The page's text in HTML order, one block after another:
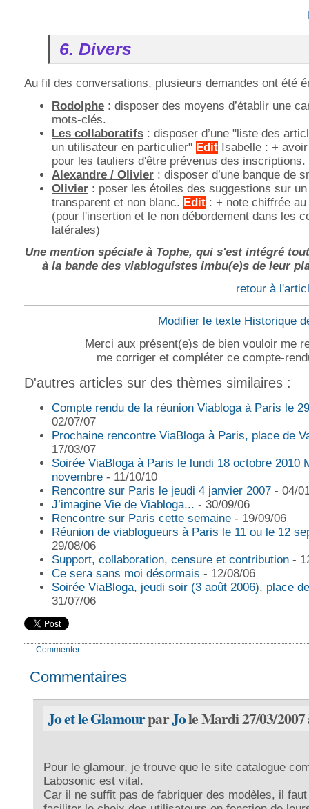
6. Divers
Au fil des conversations, plusieurs demandes ont été
Rodolphe : disposer des moyens d’établir une
mots-clés.
Les collaboratifs : disposer d’une "liste des
un utilisateur en particulier" Edit Isabelle : +
pour les tauliers d'être prévenus des inscriptions.
Alexandre / Olivier : disposer d’une banque de
Olivier : poser les étoiles des suggestions sur
transparent et non blanc. Edit : + note chiffrée
(pour l'insertion et le non débordement dans les
latérales)
Une mention spéciale à Tophe, qui s'est intégré
à la bande des viabloguistes imbu(e)s de leur
retour à
Modifier le texte Historique
Merci aux présent(e)s de bien vouloir me
me corriger et compléter ce compte-
D'autres articles sur des thèmes similaires :
Compte rendu de la réunion Viabloga à Paris le
02/07/07
Prochaine rencontre ViaBloga à Paris, place de
17/03/07
Soirée ViaBloga à Paris le lundi 18 octobre 2010
novembre - 11/10/10
Rencontre sur Paris le jeudi 4 janvier 2007 - 04/
J’imagine Vie de Viabloga... - 30/09/06
Rencontre sur Paris cette semaine - 19/09/06
Réunion de viablogueurs à Paris le 11 ou le 12
29/08/06
Support, collaboration, censure et contribution -
Ce sera sans moi désormais - 12/08/06
Soirée ViaBloga, jeudi soir (3 août 2006), place
31/07/06
Commenter
Commentaires
Jo et le GlamourparJole Mardi 27/03/2007
Pour le glamour, je trouve que le site catalogue
Labosonic est vital.
Car il ne suffit pas de fabriquer des modèles, il